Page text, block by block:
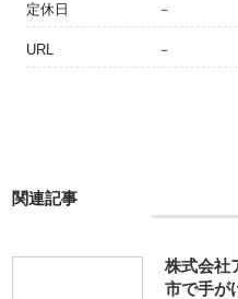
定休日 －
URL －
関連記事
株式会社
市で手が